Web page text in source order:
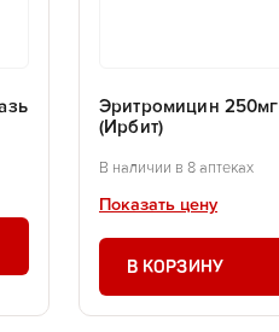
Эритромицин
(Ирбит)
В наличии в 8 аптеках
Показать цену
В КОРЗИНУ